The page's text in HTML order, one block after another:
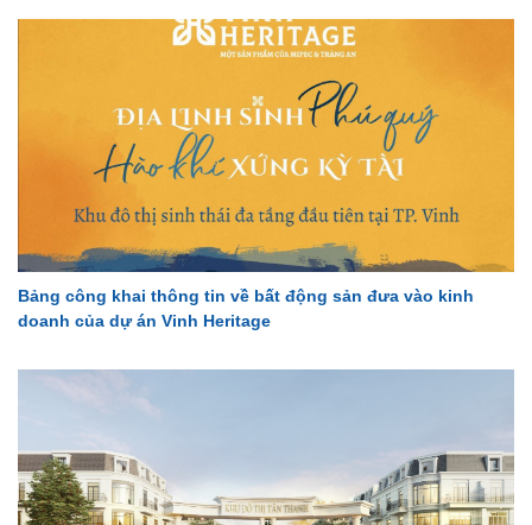
Bảng công khai thông tin về bất động sản đưa vào kinh
doanh của dự án Vinh Heritage